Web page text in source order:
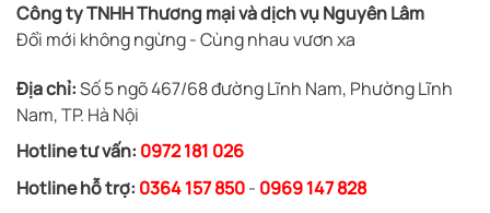
Công ty TNHH Thương mại và dịch vụ Nguyên Lâm
Đổi mới không ngừng - Cùng nhau vươn xa
Địa chỉ:Số 5 ngõ 467/68 đường Lĩnh Nam, Phường Lĩnh
Nam, TP. Hà Nội
Hotline tư vấn: 0972 181 026
Hotline hỗ trợ: 0364 157 850- 0969 147 828